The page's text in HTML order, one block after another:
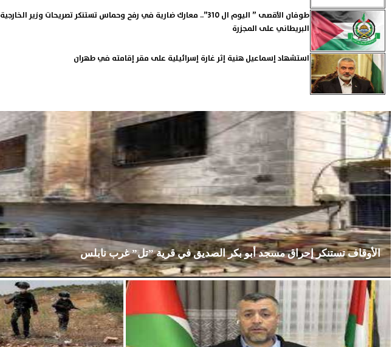
طوفان الأقصى ” اليوم ال 310”.. معارك ضارية في رفح وحماس تستنكر تصريحات وزير الخارجية
البريطاني على المجزرة
استشهاد إسماعيل هنية إثر غارة إسرائيلية على مقر إقامته في طهران
الأوقاف تستنكر إحراق مسجد أبو بكر الصديق في قرية ”تل” غرب نابلس
الإثنين، 23 فبراير 2026 02:15 مـ